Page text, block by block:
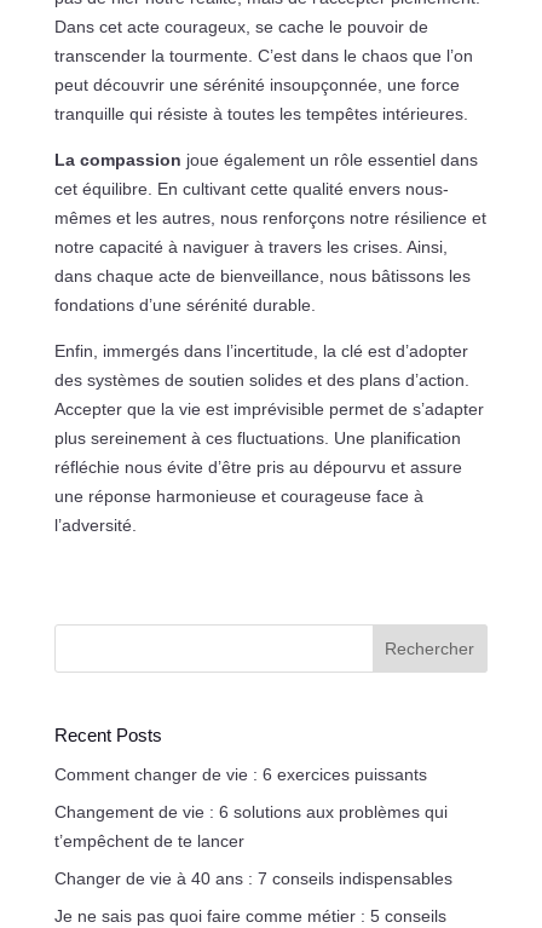
Dans cet acte courageux, se cache le pouvoir de
transcender la tourmente. C’est dans le chaos que l’on
peut découvrir une sérénité insoupçonnée, une force
tranquille qui résiste à toutes les tempêtes intérieures.
La compassion joue également un rôle essentiel dans
cet équilibre. En cultivant cette qualité envers nous-
mêmes et les autres, nous renforçons notre résilience et
notre capacité à naviguer à travers les crises. Ainsi,
dans chaque acte de bienveillance, nous bâtissons les
fondations d’une sérénité durable.
Enfin, immergés dans l’incertitude, la clé est d’adopter
des systèmes de soutien solides et des plans d’action.
Accepter que la vie est imprévisible permet de s’adapter
plus sereinement à ces fluctuations. Une planification
réfléchie nous évite d’être pris au dépourvu et assure
une réponse harmonieuse et courageuse face à
l’adversité.
Rechercher
Recent Posts
Comment changer de vie : 6 exercices puissants
Changement de vie : 6 solutions aux problèmes qui
t’empêchent de te lancer
Changer de vie à 40 ans : 7 conseils indispensables
Je ne sais pas quoi faire comme métier : 5 conseils